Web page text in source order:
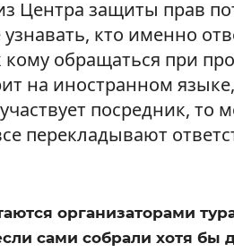
Центра защиты прав
узнавать, кто именно
обращаться при
на иностранном
посредник, то
перекладывают
организаторами
сами собрали хотя бы